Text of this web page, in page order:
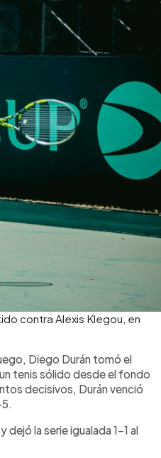
contra Alexis Klegou, en
Diego Durán tomó el
tenis sólido desde el fondo
decisivos, Durán venció
dejó la serie igualada 1-1 al